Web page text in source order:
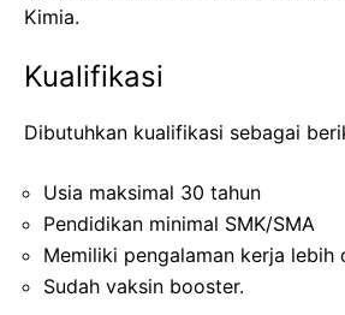
Kimia.
Kualifikasi
Dibutuhkan kualifikasi sebagai
Usia maksimal 30 tahun
Pendidikan minimal SMK/SMA
Memiliki pengalaman kerja lebih
Sudah vaksin booster.